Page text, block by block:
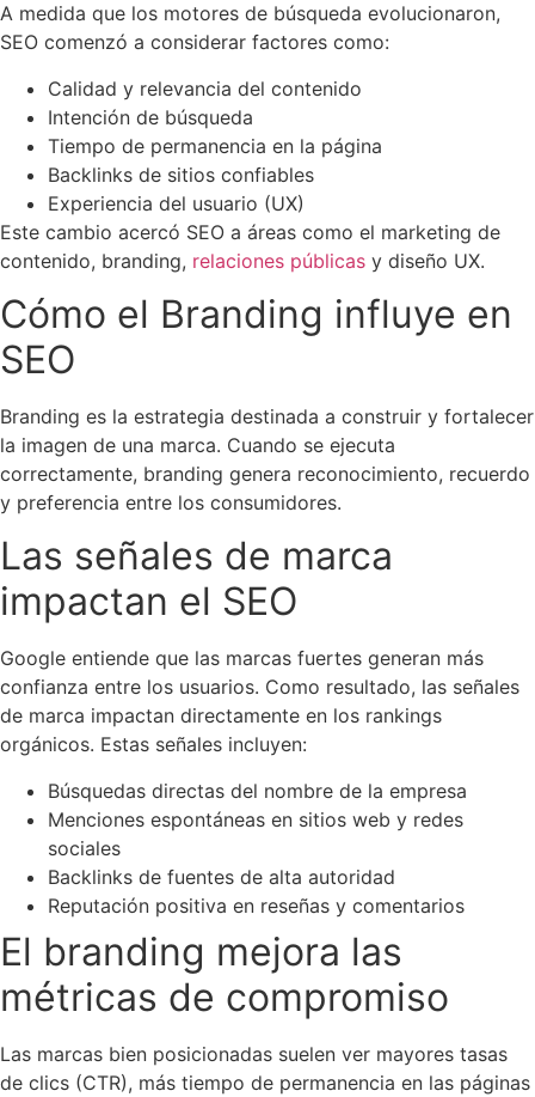
A medida que los motores de búsqueda evolucionaron,
SEO comenzó a considerar factores como:
Calidad y relevancia del contenido
Intención de búsqueda
Tiempo de permanencia en la página
Backlinks de sitios confiables
Experiencia del usuario (UX)
Este cambio acercó SEO a áreas como el marketing de
contenido, branding, relaciones públicas y diseño UX.
Cómo el Branding influye en
SEO
Branding es la estrategia destinada a construir y fortalecer
la imagen de una marca. Cuando se ejecuta
correctamente, branding genera reconocimiento, recuerdo
y preferencia entre los consumidores.
Las señales de marca
impactan el SEO
Google entiende que las marcas fuertes generan más
confianza entre los usuarios. Como resultado, las señales
de marca impactan directamente en los rankings
orgánicos. Estas señales incluyen:
Búsquedas directas del nombre de la empresa
Menciones espontáneas en sitios web y redes
sociales
Backlinks de fuentes de alta autoridad
Reputación positiva en reseñas y comentarios
El branding mejora las
métricas de compromiso
Las marcas bien posicionadas suelen ver mayores tasas
de clics (CTR), más tiempo de permanencia en las páginas